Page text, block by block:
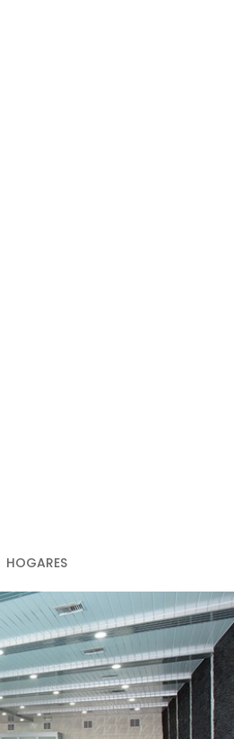
HOGARES